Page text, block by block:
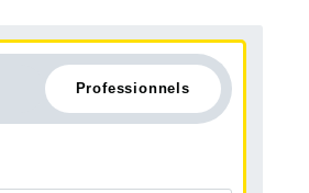
Professionnels